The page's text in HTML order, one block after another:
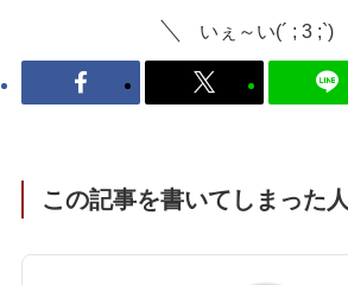
いぇ～い(´ ; 3 ;`)
この記事を書いてしまった人